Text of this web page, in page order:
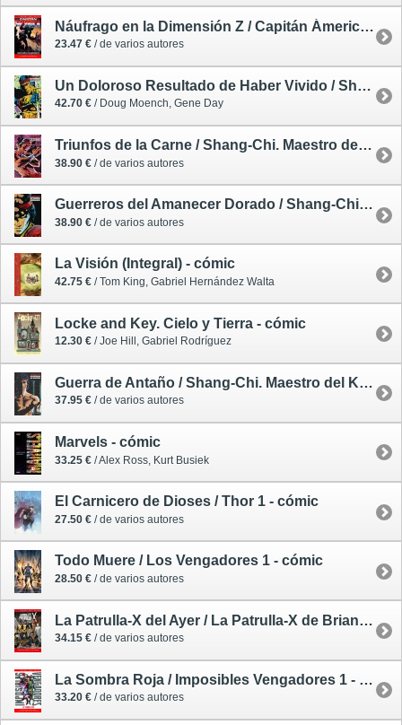
Náufrago en la Dimensión Z / Capitán Ámerica 1 - cómic
23.47 € / de varios autores
Un Doloroso Resultado de Haber Vivido / Shang-Chi. Maestro del Kung-Fu 6 (de 6) - cómic
42.70 € / Doug Moench, Gene Day
Triunfos de la Carne / Shang-Chi. Maestro del Kung-Fu 5 (de 6) - cómic
38.90 € / de varios autores
Guerreros del Amanecer Dorado / Shang-Chi. Maestro del Kung-Fu 4 (de 6) - cómic
38.90 € / de varios autores
La Visión (Integral) - cómic
42.75 € / Tom King, Gabriel Hernández Walta
Locke and Key. Cielo y Tierra - cómic
12.30 € / Joe Hill, Gabriel Rodríguez
Guerra de Antaño / Shang-Chi. Maestro del Kung-Fu 3 (de 6) - cómic
37.95 € / de varios autores
Marvels - cómic
33.25 € / Alex Ross, Kurt Busiek
El Carnicero de Dioses / Thor 1 - cómic
27.50 € / de varios autores
Todo Muere / Los Vengadores 1 - cómic
28.50 € / de varios autores
La Patrulla-X del Ayer / La Patrulla-X de Brian Michael Bendis 1 - cómic
34.15 € / de varios autores
La Sombra Roja / Imposibles Vengadores 1 - cómic
33.20 € / de varios autores